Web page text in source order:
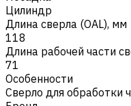
Цилиндр
Длина сверла (OAL), мм
118
Длина рабочей части
71
Особенности
Сверло для обработки